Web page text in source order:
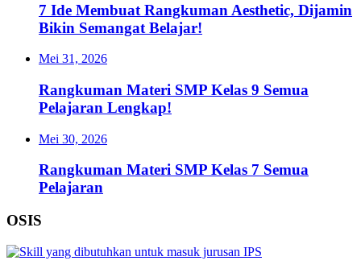
7 Ide Membuat Rangkuman Aesthetic, Dijamin
Bikin Semangat Belajar!
Mei 31, 2026
Rangkuman Materi SMP Kelas 9 Semua
Pelajaran Lengkap!
Mei 30, 2026
Rangkuman Materi SMP Kelas 7 Semua
Pelajaran
OSIS